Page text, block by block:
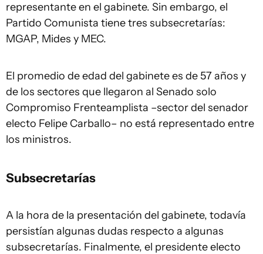
representante en el gabinete. Sin embargo, el
Partido Comunista tiene tres subsecretarías:
MGAP, Mides y MEC.
El promedio de edad del gabinete es de 57 años y
de los sectores que llegaron al Senado solo
Compromiso Frenteamplista –sector del senador
electo Felipe Carballo– no está representado entre
los ministros.
Subsecretarías
A la hora de la presentación del gabinete, todavía
persistían algunas dudas respecto a algunas
subsecretarías. Finalmente, el presidente electo